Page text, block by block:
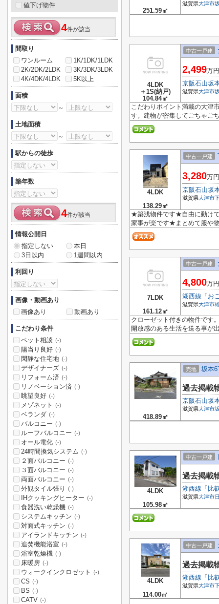
251.59㎡
滋賀県大津市
4LDK
＋1S(納戸)
104.84㎡
中古一戸建
2,499万円
京阪石山坂
滋賀県大津市
こだわりポイント満載の大津
す。建物が密集してごちゃご
4LDK
138.29㎡
中古一戸建
3,280万円
京阪石山坂
滋賀県大津市
★築浅物件です★自由に動け
家事が楽です★まとめて服や
7LDK
161.12㎡
中古一戸建
4,800万円
湖西線 「 お
滋賀県大津市
クローゼット付きの物件です
開放感のある生活を送る事が
418.89㎡
売地 坂本
過去掲載
京阪石山坂
滋賀県大津市
4LDK
105.98㎡
中古一戸建
過去掲載
湖西線 「 比
滋賀県大津市
4LDK
114.00㎡
中古一戸建
過去掲載
湖西線 「 比
滋賀県大津市
値下げ物件
4件が該当
間取り
ワンルーム
1K/1DK/1LDK
2K/2DK/2LDK
3K/3DK/3LDK
4K/4DK/4LDK
5K以上
面積
～
土地面積
～
駅からの徒歩
築年数
4件が該当
情報公開日
指定しない
本日
3日以内
1週間以内
利回り
画像・動画あり
画像あり
動画あり
こだわり条件
ペット相談 (-)
陽当り良好 (-)
閑静な住宅地 (-)
デザイナーズ (-)
リフォーム済 (-)
リノベーション済 (-)
眺望良好 (-)
メゾネット (-)
ベランダ (-)
バルコニー (-)
ルーフバルコニー (-)
オール電化 (-)
24時間換気システム (-)
２面バルコニー (-)
３面バルコニー (-)
両面バルコニー (-)
外観タイル張り (-)
IHクッキングヒーター (-)
食器洗い乾燥機 (-)
システムキッチン (-)
対面式キッチン (-)
アイランドキッチン (-)
追焚機能浴室 (-)
浴室乾燥機 (-)
床暖房 (-)
ウォークインクロゼット (-)
CS (-)
BS (-)
CATV (-)